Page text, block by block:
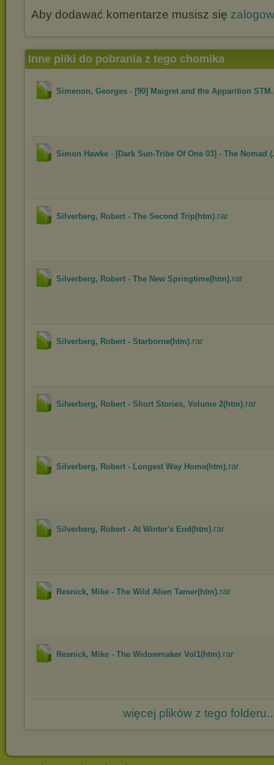
Aby dodawać komentarze musisz się
Inne pliki do pobrania z tego chomika
Simenon, Georges - [90] Maigret and the Apparition
Simon Hawke - [Dark Sun-Tribe Of One 03] - The Nomad
Silverberg, Robert - The Second Trip(htm).rar
Silverberg, Robert - The New Springtime(htm).rar
Silverberg, Robert - Starborne(htm).rar
Silverberg, Robert - Short Stories, Volume 2(htm).rar
Silverberg, Robert - Longest Way Home(htm).rar
Silverberg, Robert - At Winter's End(htm).rar
Resnick, Mike - The Wild Alien Tamer(htm).rar
Resnick, Mike - The Widowmaker Vol1(htm).rar
więcej plików z tego